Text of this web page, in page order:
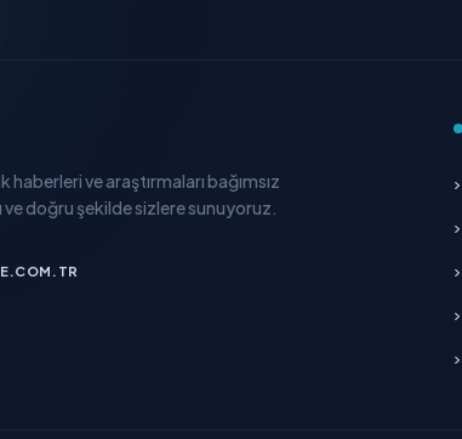
haberleri ve araştırmaları bağımsız
ve doğru şekilde sizlere sunuyoruz.